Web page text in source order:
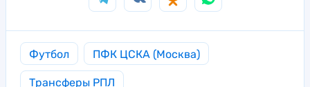
Футбол ПФК ЦСКА (Москва)
Трансферы РПЛ